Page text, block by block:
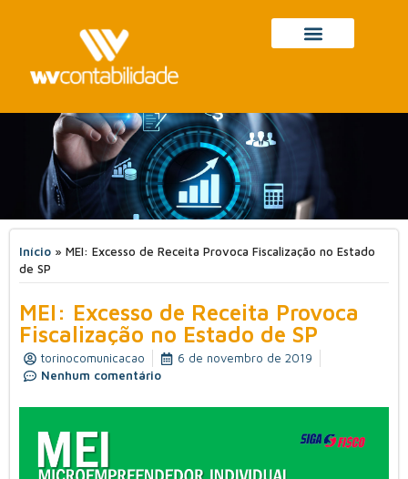
Início » MEI: Excesso de Receita Provoca Fiscalização no Estado
de SP
MEI: Excesso de Receita Provoca
Fiscalização no Estado de SP
torinocomunicacao
6 de novembro de 2019
Nenhum comentário